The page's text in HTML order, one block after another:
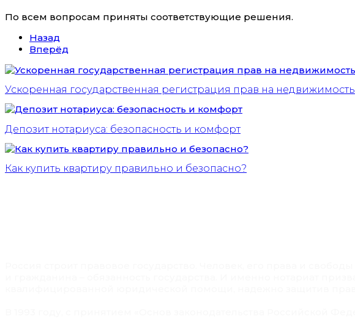
По всем вопросам приняты соответствующие решения.
Назад
Вперёд
Ускоренная государственная регистрация прав на недвижимость
Депозит нотариуса: безопасность и комфорт
Как купить квартиру правильно и безопасно?